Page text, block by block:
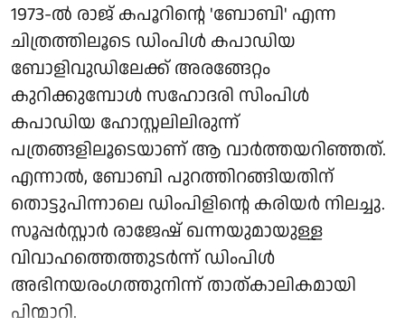
1973-ല്‍ രാജ് കപൂറിന്റെ 'ബോബി' എന്ന
ചിത്രത്തിലൂടെ ഡിംപിള്‍ കപാഡിയ
ബോളിവുഡിലേക്ക് അരങ്ങേറ്റം
കുറിക്കുമ്പോള്‍ സഹോദരി സിംപിള്‍
കപാഡിയ ഹോസ്റ്റലിലിരുന്ന്
പത്രങ്ങളിലൂടെയാണ് ആ വാര്‍ത്തയറിഞ്ഞത്.
എന്നാല്‍, ബോബി പുറത്തിറങ്ങിയതിന്
തൊട്ടുപിന്നാലെ ഡിംപിളിന്റെ കരിയര്‍ നിലച്ചു.
സൂപ്പര്‍സ്റ്റാര്‍ രാജേഷ് ഖന്നയുമായുള്ള
വിവാഹത്തെത്തുടര്‍ന്ന് ഡിംപിള്‍
അഭിനയരംഗത്തുനിന്ന് താത്കാലികമായി
പിന്മാറി.